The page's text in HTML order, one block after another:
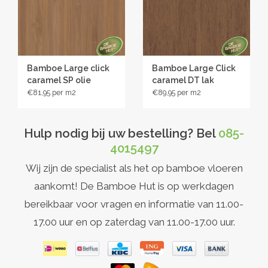
een lange levensduur gegarandeerd. Door de
fabrieksmatige afwerking met de hoogwaardige lakken van
Bona, wordt dit alleen nog maar versterkt. Hierdoor is de
vloer goed beschermd en blijft hij langdurig mooi, ook op
plaatsen waar de vloer zwaarder belast wordt, zoals in een
hal, of rond een eettafel, waar vaker met stoelen geschoven
Toepassing en legwijze
De Bamboe Large Click vloer kenmerkt zich door zijn
eenvoudige legwijze. Door het click-systeem hoeft u bij het
plaatsen van deze vloer geen lijm te gebruiken. Kies
ondervloer
die het beste bij uw situatie past
zonder oneffenheden, dan volstaat meestal eenbasis
. Zijn de oneffenheden in de ondervloer toch wat
Bamboe Large Click
caramel DT lak
€89,95
Bamboe Large click
caramel SP olie
€81,95
Hulp nodig bij uw bestelling? Bel 085-
4015497
Wij zijn de specialist als het op bamboe vloeren
aankomt! De Bamboe Hut is op werkdagen
bereikbaar voor vragen en informatie van 11.00-
17.00 uur en op zaterdag van 11.00-17.00 uur.